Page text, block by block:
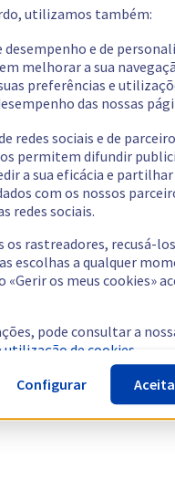
utilizamos também:
desempenho e de
melhorar a sua
preferências e
das nossas
redes sociais e de
permitem difundir
a sua eficácia e partilhar
com os nossos
redes sociais.
os rastreadores, recusá-
escolhas a qualquer
«Gerir os meus cookies»
pode consultar a
de cookies.
Configurar